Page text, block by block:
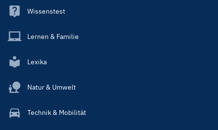
Wissenstest
Lernen & Familie
Lexika
Natur & Umwelt
Technik & Mobilität